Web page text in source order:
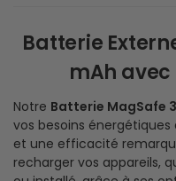
Batterie
mAh
Notre Batterie MagSafe
vos besoins
et une efficacité
recharger vos appareils,